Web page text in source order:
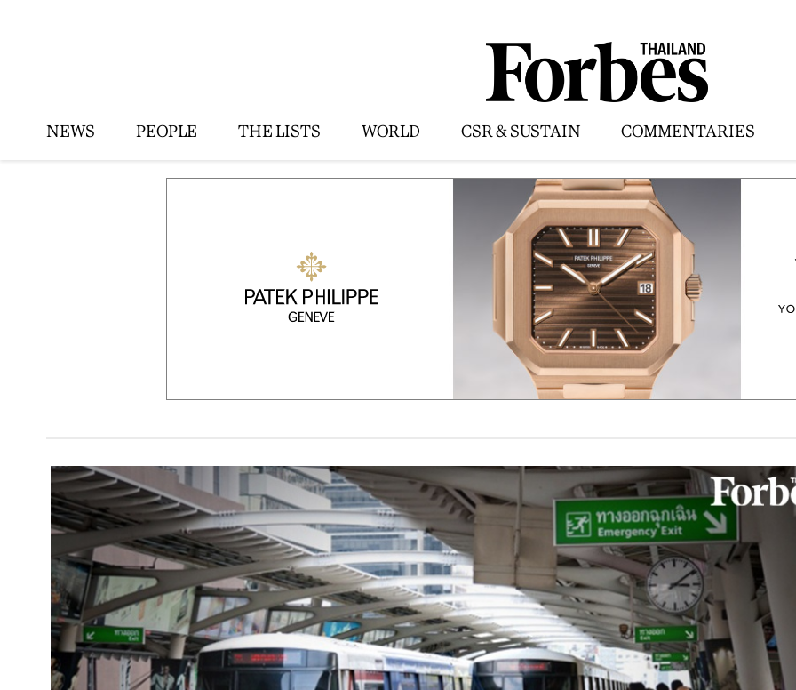
NEWS PEOPLE THE LISTS WORLD CSR & SUSTAIN COMMENTARIES